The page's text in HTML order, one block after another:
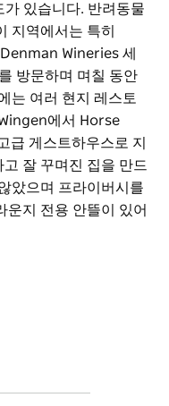
있습니다. 반려동물
지역에서는 특히
Wineries 세
방문하며 며칠 동안
는 여러 현지 레스토
에서 Horse
급 게스트하우스로 지
잘 꾸며진 집을 만드
았으며 프라이버시를
운지 전용 안뜰이 있어
있으며, Hunter
National Park,
명한 Horse Studs